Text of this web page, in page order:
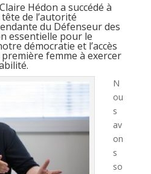
Hédon a succédé à
de l’autorité
du Défenseur des
essentielle pour le
démocratie et l’accès
femme à exercer
N
ou
s
av
on
s
so